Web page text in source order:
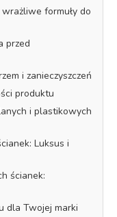
formuły do
przed
i zanieczyszczeń
produktu
i plastikowych
Luksus i
ścianek:
dla Twojej marki